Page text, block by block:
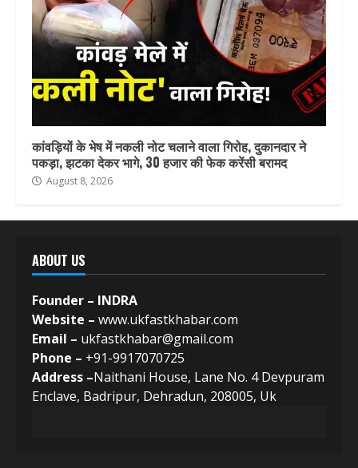
कांवड़ियों के भेष में नकली नोट चलाने वाला गिरोह, दुकानदार ने
पकड़ा, झटका देकर भागे, 30 हजार की फेक करेंसी बरामद
August 8, 2026
ABOUT US
Founder – INDRA
Website – www.ukfastkhabar.com
Email – ukfastkhabar@gmail.com
Phone – +91-9917070725
Address –Naithani House, Lane No. 4 Devpuram
Enclave, Badripur, Dehradun, 208005, Uk